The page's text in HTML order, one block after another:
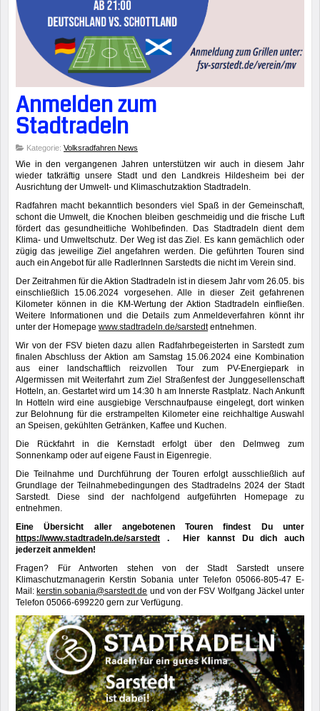
Anmelden zum
Stadtradeln
Kategorie: Volksradfahren News
Wie in den vergangenen Jahren unterstützen wir auch in diesem Jahr
wieder tatkräftig unsere Stadt und den Landkreis Hildesheim bei der
Ausrichtung der Umwelt- und Klimaschutzaktion Stadtradeln.
Radfahren macht bekanntlich besonders viel Spaß in der Gemeinschaft,
schont die Umwelt, die Knochen bleiben geschmeidig und die frische Luft
fördert das gesundheitliche Wohlbefinden. Das Stadtradeln dient dem
Klima- und Umweltschutz. Der Weg ist das Ziel. Es kann gemächlich oder
zügig das jeweilige Ziel angefahren werden. Die geführten Touren sind
auch ein Angebot für alle RadlerInnen Sarstedts die nicht im Verein sind.
Der Zeitrahmen für die Aktion Stadtradeln ist in diesem Jahr vom 26.05. bis
einschließlich 15.06.2024 vorgesehen. Alle in dieser Zeit gefahrenen
Kilometer können in die KM-Wertung der Aktion Stadtradeln einfließen.
Weitere Informationen und die Details zum Anmeldeverfahren könnt ihr
unter der Homepage www.stadtradeln.de/sarstedtentnehmen.
Wir von der FSV bieten dazu allen Radfahrbegeisterten in Sarstedt zum
finalen Abschluss der Aktion am Samstag 15.06.2024 eine Kombination
aus einer landschaftlich reizvollen Tour zum PV-Energiepark in
Algermissen mit Weiterfahrt zum Ziel Straßenfest der Junggesellenschaft
Hotteln, an. Gestartet wird um 14:30 h am Innerste Rastplatz. Nach Ankunft
In Hotteln wird eine ausgiebige Verschnaufpause eingelegt, dort winken
zur Belohnung für die erstrampelten Kilometer eine reichhaltige Auswahl
an Speisen, gekühlten Getränken, Kaffee und Kuchen.
Die Rückfahrt in die Kernstadt erfolgt über den Delmweg zum
Sonnenkamp oder auf eigene Faust in Eigenregie.
Die Teilnahme und Durchführung der Touren erfolgt ausschließlich auf
Grundlage der Teilnahmebedingungen des Stadtradelns 2024 der Stadt
Sarstedt. Diese sind der nachfolgend aufgeführten Homepage zu
entnehmen.
Eine Übersicht aller angebotenen Touren findest Du unter
https://www.stadtradeln.de/sarstedt
.
Hier kannst Du dich auch
jederzeit anmelden!
Fragen? Für Antworten stehen von der Stadt Sarstedt unsere
Klimaschutzmanagerin Kerstin Sobania unter Telefon 05066-805-47 E-
Mail: kerstin.sobania@sarstedt.de und von der FSV Wolfgang Jäckel unter
Telefon 05066-699220 gern zur Verfügung.